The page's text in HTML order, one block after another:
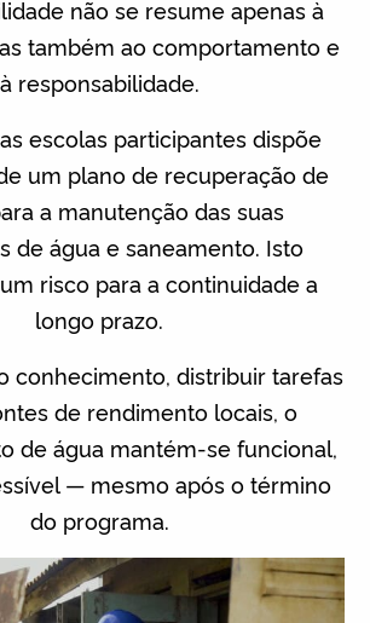
não se resume apenas à
também ao comportamento e
à responsabilidade.
escolas participantes dispõe
um plano de recuperação de
a manutenção das suas
de água e saneamento. Isto
risco para a continuidade a
longo prazo.
conhecimento, distribuir tarefas
de rendimento locais, o
de água mantém-se funcional,
— mesmo após o término
do programa.